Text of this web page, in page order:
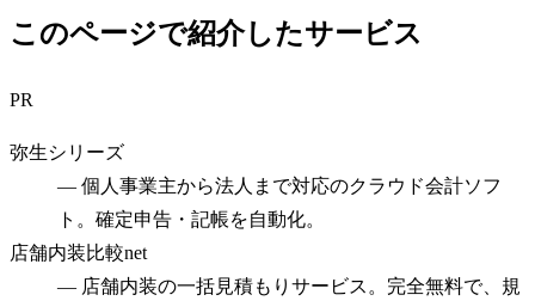
このページで紹介したサービス
PR
弥生シリーズ
— 個人事業主から法人まで対応のクラウド会計ソフ
ト。確定申告・記帳を自動化。
店舗内装比較net
— 店舗内装の一括見積もりサービス。完全無料で、規